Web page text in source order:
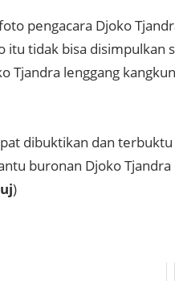
pengacara Djoko
itu tidak bisa disimpulkan
Tjandra lenggang
dibuktikan dan
buronan Djoko
)